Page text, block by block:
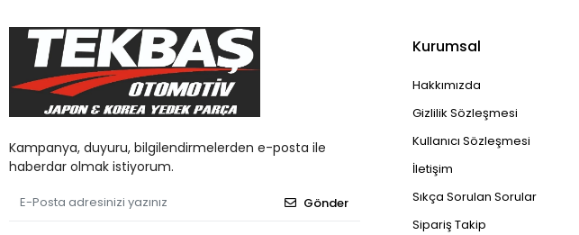
Kampanya, duyuru, bilgilendirmelerden e-posta ile
haberdar olmak istiyorum.
Gönder
Kurumsal
Hakkımızda
Gizlilik Sözleşmesi
Kullanıcı Sözleşmesi
İletişim
Sıkça Sorulan Sorular
Sipariş Takip